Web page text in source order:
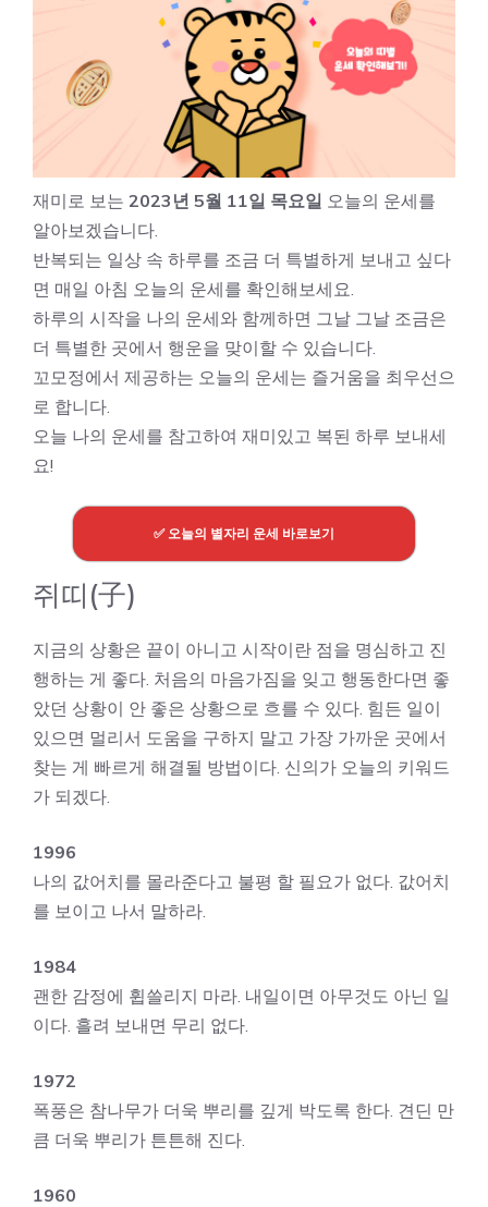
재미로 보는 2023년 5월 11일 목요일 오늘의 운세를
알아보겠습니다.
반복되는 일상 속 하루를 조금 더 특별하게 보내고 싶다
면 매일 아침 오늘의 운세를 확인해보세요.
하루의 시작을 나의 운세와 함께하면 그날 그날 조금은
더 특별한 곳에서 행운을 맞이할 수 있습니다.
꼬모정에서 제공하는 오늘의 운세는 즐거움을 최우선으
로 합니다.
오늘 나의 운세를 참고하여 재미있고 복된 하루 보내세
요!
✅ 오늘의 별자리 운세 바로보기
쥐띠(子)
지금의 상황은 끝이 아니고 시작이란 점을 명심하고 진
행하는 게 좋다. 처음의 마음가짐을 잊고 행동한다면 좋
았던 상황이 안 좋은 상황으로 흐를 수 있다. 힘든 일이
있으면 멀리서 도움을 구하지 말고 가장 가까운 곳에서
찾는 게 빠르게 해결될 방법이다. 신의가 오늘의 키워드
가 되겠다.
1996
나의 값어치를 몰라준다고 불평 할 필요가 없다. 값어치
를 보이고 나서 말하라.
1984
괜한 감정에 휩쓸리지 마라. 내일이면 아무것도 아닌 일
이다. 흘려 보내면 무리 없다.
1972
폭풍은 참나무가 더욱 뿌리를 깊게 박도록 한다. 견딘 만
큼 더욱 뿌리가 튼튼해 진다.
1960